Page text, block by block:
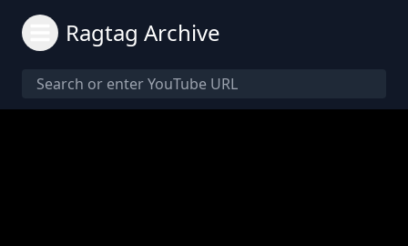
Ragtag Archive